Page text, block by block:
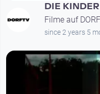
DIE
Filme auf
since 2 years 5